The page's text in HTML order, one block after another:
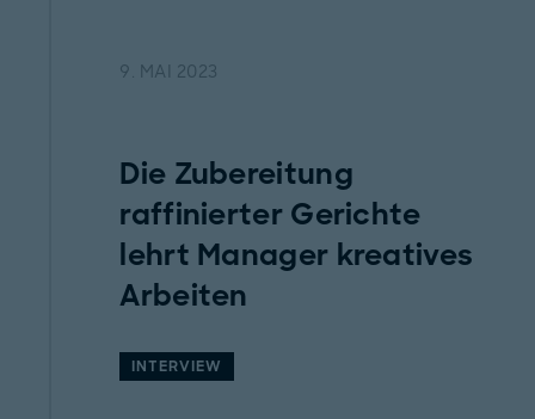
9. MAI 2023
Die Zubereitung
raffinierter Gerichte
lehrt Manager kreatives
Arbeiten
INTERVIEW